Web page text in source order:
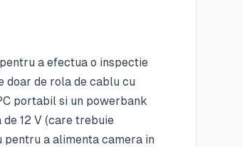
a efectua o inspectie
doar de rola de cablu cu
portabil si un powerbank
de 12 V (care trebuie
a alimenta camera in